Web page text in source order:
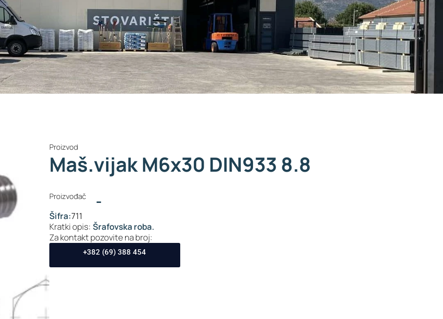
Proizvod
Maš.vijak M6x30 DIN933 8.8
Proizvođač -
Šifra:711
Kratki opis: Šrafovska roba.
Za kontakt pozovite na broj:
+382 (69) 388 454